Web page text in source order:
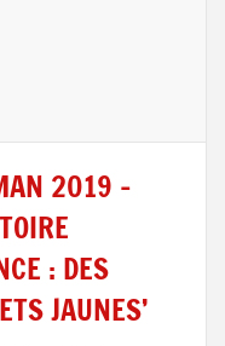
2019 –
: DES
JAUNES’